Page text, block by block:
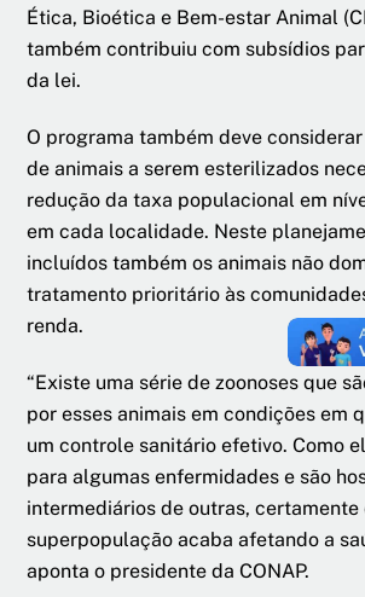
Ética, Bioética e Bem-estar Animal
também contribuiu com subsídios
da lei.
O programa também deve
de animais a serem esterilizados
redução da taxa populacional em
em cada localidade. Neste
incluídos também os animais não
tratamento prioritário às
renda.
“Existe uma série de zoonoses que
por esses animais em condições em
um controle sanitário efetivo. Como
para algumas enfermidades e são
intermediários de outras, certamente
superpopulação acaba afetando a
aponta o presidente da CONAP.